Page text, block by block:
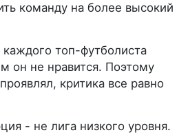
команду на более высокий
каждого топ-футболиста
он не нравится. Поэтому
критика все равно
- не лига низкого уровня.